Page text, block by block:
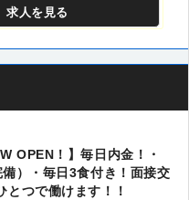
求人を見る
OPEN！】毎日内金！・
）・毎日3食付き！面接交
つで働けます！！